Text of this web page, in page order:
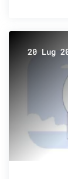
20 Lug